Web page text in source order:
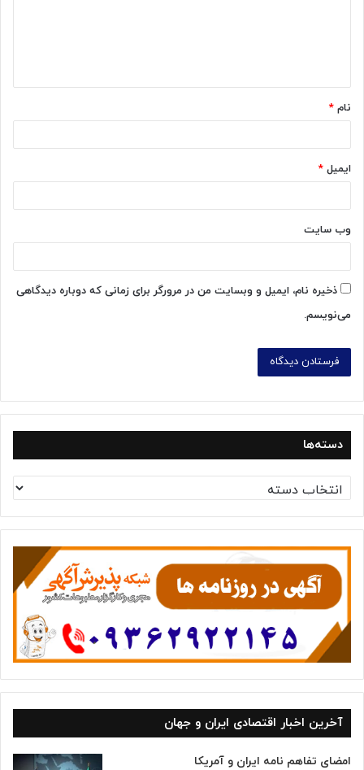
*
نام *
ایمیل *
وب‌ سایت
ذخیره نام، ایمیل و وبسایت من در مرورگر برای زمانی که دوباره دیدگاهی
می‌نویسم.
دسته‌ها
س
ت
ه‌
ه
آخرین اخبار اقتصادی ایران و جهان
امضای تفاهم نامه ایران و آمریکا